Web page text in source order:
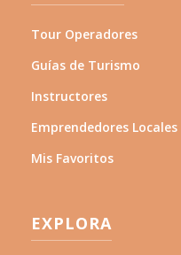
Tour Operadores
Guías de Turismo
Instructores
Emprendedores Locales
Mis Favoritos
EXPLORA